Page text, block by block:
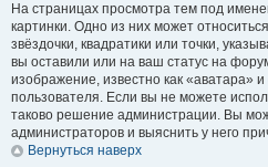
На страницах просмотра тем под
картинки. Одно из них может
звёздочки, квадратики или точки,
вы оставили или на ваш статус на
изображение, известно как «аватара»
пользователя. Если вы не можете
таково решение администрации. Вы
администраторов и выяснить у него
Вернуться наверх